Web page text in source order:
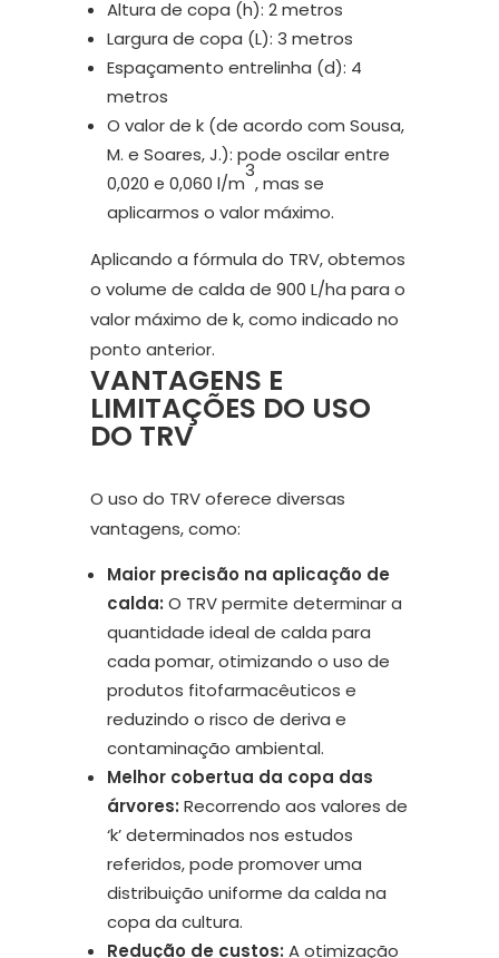
Altura de copa (h): 2 metros
Largura de copa (L): 3 metros
Espaçamento entrelinha (d): 4
metros
O valor de k (de acordo com Sousa,
M. e Soares, J.): pode oscilar entre
0,020 e 0,060 l/m
3
, mas se
aplicarmos o valor máximo.
Aplicando a fórmula do TRV, obtemos
o volume de calda de 900 L/ha para o
valor máximo de k, como indicado no
ponto anterior.
VANTAGENS E
LIMITAÇÕES DO USO
DO TRV
O uso do TRV oferece diversas
vantagens, como:
Maior precisão na aplicação de
calda: O TRV permite determinar a
quantidade ideal de calda para
cada pomar, otimizando o uso de
produtos fitofarmacêuticos e
reduzindo o risco de deriva e
contaminação ambiental.
Melhor cobertua da copa das
árvores: Recorrendo aos valores de
‘k’ determinados nos estudos
referidos, pode promover uma
distribuição uniforme da calda na
copa da cultura.
Redução de custos: A otimização